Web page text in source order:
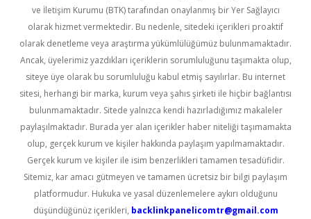
ve İletişim Kurumu (BTK) tarafından onaylanmış bir Yer Sağlayıcı
olarak hizmet vermektedir. Bu nedenle, sitedeki içerikleri proaktif
olarak denetleme veya araştırma yükümlülüğümüz bulunmamaktadır.
Ancak, üyelerimiz yazdıkları içeriklerin sorumluluğunu taşımakta olup,
siteye üye olarak bu sorumluluğu kabul etmiş sayılırlar. Bu internet
sitesi, herhangi bir marka, kurum veya şahıs şirketi ile hiçbir bağlantısı
bulunmamaktadır. Sitede yalnızca kendi hazırladığımız makaleler
paylaşılmaktadır. Burada yer alan içerikler haber niteliği taşımamakta
olup, gerçek kurum ve kişiler hakkında paylaşım yapılmamaktadır.
Gerçek kurum ve kişiler ile isim benzerlikleri tamamen tesadüfidir.
Sitemiz, kar amacı gütmeyen ve tamamen ücretsiz bir bilgi paylaşım
platformudur. Hukuka ve yasal düzenlemelere aykırı olduğunu
düşündüğünüz içerikleri, backlinkpanelicomtr@gmail.com